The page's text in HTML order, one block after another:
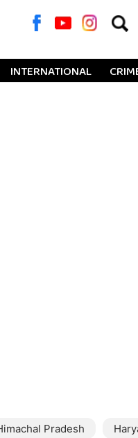
for:
INTERNATIONAL
Pradesh